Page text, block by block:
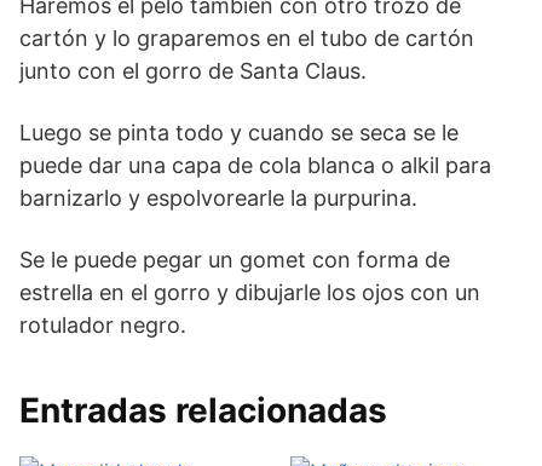
Haremos el pelo también con otro trozo de
cartón y lo graparemos en el tubo de cartón
junto con el gorro de Santa Claus.
Luego se pinta todo y cuando se seca se le
puede dar una capa de cola blanca o alkil para
barnizarlo y espolvorearle la purpurina.
Se le puede pegar un gomet con forma de
estrella en el gorro y dibujarle los ojos con un
rotulador negro.
Entradas relacionadas